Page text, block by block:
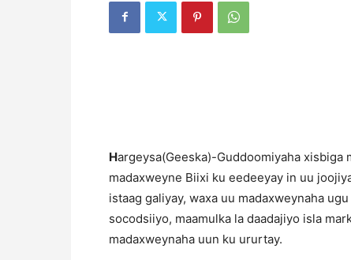
Hargeysa(Geeska)-Guddoomiyaha xisbiga
madaxweyne Biixi ku eedeeyay in uu
istaag galiyay, waxa uu madaxweynaha
socodsiiyo, maamulka la daadajiyo isla
madaxweynaha uun ku ururtay.